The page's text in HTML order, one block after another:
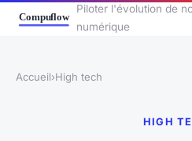
Piloter l'évolution de
numérique
Accueil›High tech
HIGH